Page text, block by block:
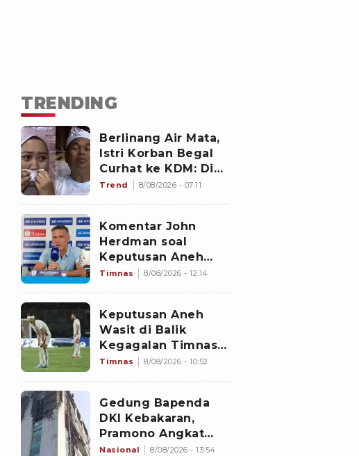
TRENDING
Berlinang Air Mata,
Istri Korban Begal
Curhat ke KDM: Dia
Abis Shalat Tahajud
Trend 8/08/2026 - 07:11
Komentar John
Herdman soal
Keputusan Aneh
Wasit Laga Timnas
AFF 2026: Percuma
Bahas Itu
Timnas 8/08/2026 - 12:14
Keputusan Aneh
Wasit di Balik
Kegagalan Timnas
Indonesia Lolos
Singapura dan
Rugikan Garuda
Timnas 8/08/2026 - 10:52
Gedung Bapenda
DKI Kebakaran,
Pramono Angkat
Bicara soal Nasib
Nasional 8/08/2026 - 13:54